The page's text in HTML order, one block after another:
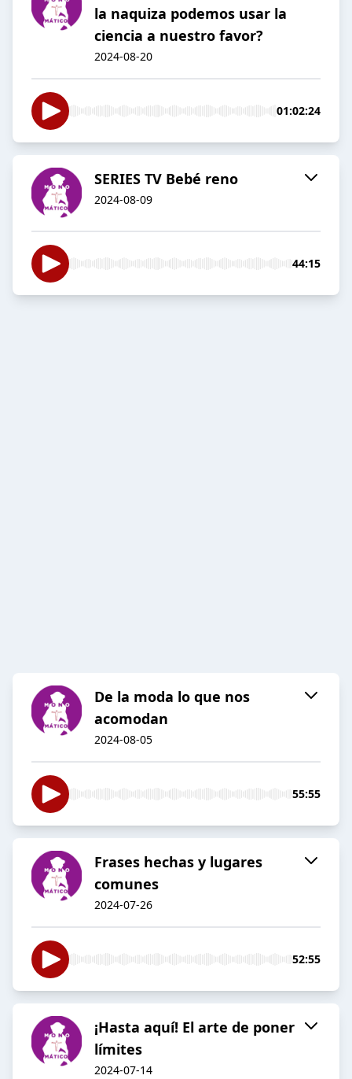
la naquiza podemos usar la
ciencia a nuestro favor?
2024-08-20
01:02:24
SERIES TV Bebé reno
2024-08-09
44:15
De la moda lo que nos
acomodan
2024-08-05
55:55
Frases hechas y lugares
comunes
2024-07-26
52:55
¡Hasta aquí! El arte de poner
límites
2024-07-14